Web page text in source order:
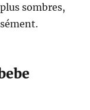
sombres,